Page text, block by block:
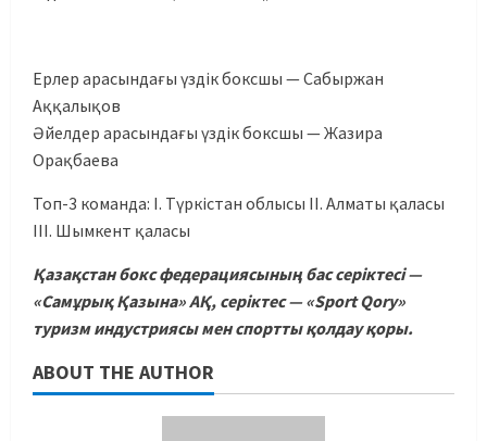
Ерлер арасындағы үздік боксшы — Сабыржан
Аққалықов
Әйелдер арасындағы үздік боксшы — Жазира
Орақбаева
Топ-3 команда: І. Түркістан облысы ІІ. Алматы қаласы
ІІІ. Шымкент қаласы
Қазақстан бокс федерациясының бас серіктесі —
«Самұрық Қазына» АҚ, серіктес — «Sport Qory»
туризм индустриясы мен спортты қолдау қоры.
ABOUT THE AUTHOR